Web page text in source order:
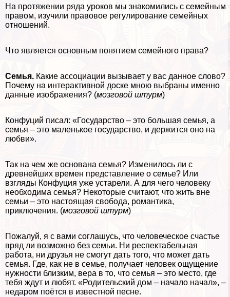
На протяжении ряда уроков мы знакомились с семейным
правом, изучили правовое регулирование семейных
отношений.
Что является основным понятием семейного права?
Семья. Какие ассоциации вызывает у вас данное слово?
Почему на интеpaктивной доске мною выбраны именно
данные изображения? (мозговой штурм)
Конфуций писал: «Государство – это большая семья, а
семья – это маленькое государство, и держится оно на
любви».
Так на чем же основана семья? Изменилось ли с
древнейших времен представление о семье? Или
взгляды Конфуция уже устарели. А для чего человеку
необходима семья? Некоторые считают, что жить вне
семьи – это настоящая свобода, романтика,
приключения. (мозговой штурм)
Пожалуй, я с вами соглашусь, что человеческое счастье
вряд ли возможно без семьи. Ни респектабельная
работа, ни друзья не смогут дать того, что может дать
семья. Где, как не в семье, получает человек ощущение
нужности близким, вера в то, что семья – это место, где
тебя ждут и любят. «Родительский дом – начало начал», –
недаром поётся в известной песне.